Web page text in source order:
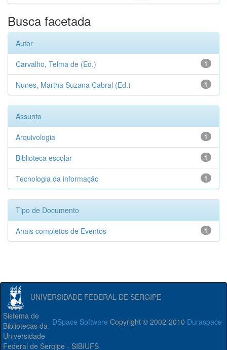
Busca facetada
Autor
1
Carvalho, Telma de (Ed.)
1
Nunes, Martha Suzana Cabral (Ed.)
Assunto
1
Arquivologia
1
Biblioteca escolar
1
Tecnologia da informação
Tipo de Documento
1
Anais completos de Eventos
UNIVERSIDADE FEDERAL DE SERGIPE
DSpace Software Copyright © 2002-2010 Duraspace
Sistema de
Bibliotecas da
Universidade
Federal de Sergipe - SIBIUFS